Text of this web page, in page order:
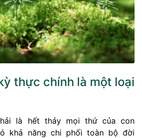
thực chính là một loại
là hết thảy mọi thứ của con
khả năng chi phối toàn bộ đời